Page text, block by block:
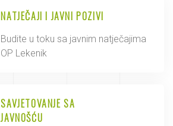
NATJEČAJI I JAVNI POZIVI
Budite u toku sa javnim natječajima
OP Lekenik
SAVJETOVANJE SA
JAVNOŠĆU